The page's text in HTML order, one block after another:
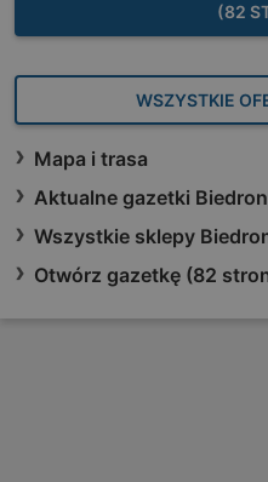
(82
WSZYSTKIE
Mapa i trasa
Aktualne gazetki
Wszystkie sklepy
Otwórz gazetkę (82